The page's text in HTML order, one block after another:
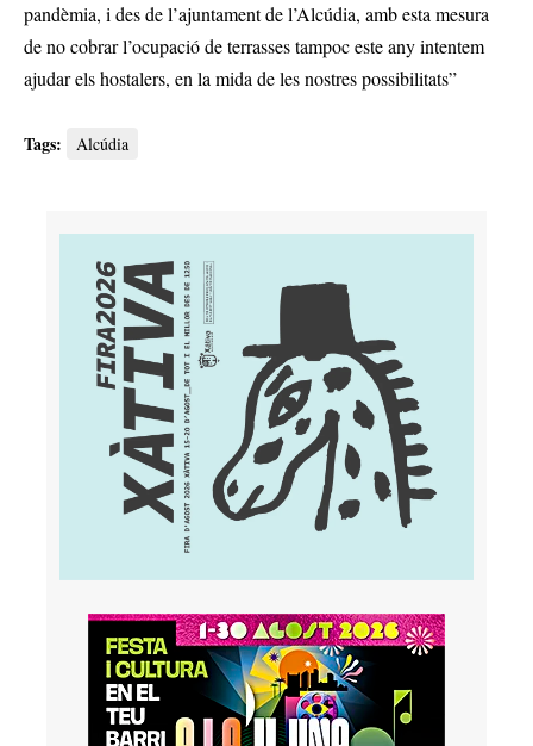
pandèmia, i des de l’ajuntament de l’Alcúdia, amb esta mesura
de no cobrar l’ocupació de terrasses tampoc este any intentem
ajudar els hostalers, en la mida de les nostres possibilitats”
Tags: Alcúdia